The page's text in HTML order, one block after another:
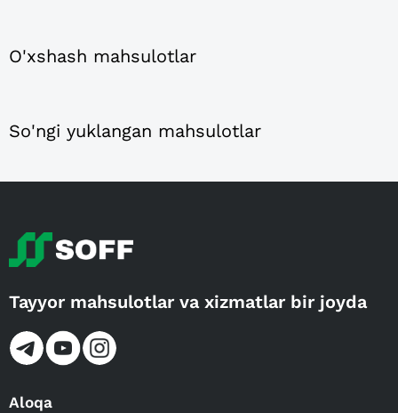
O'xshash mahsulotlar
So'ngi yuklangan mahsulotlar
Tayyor mahsulotlar va xizmatlar bir joyda
Aloqa